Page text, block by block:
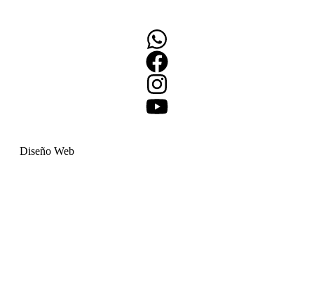
Diseño Web